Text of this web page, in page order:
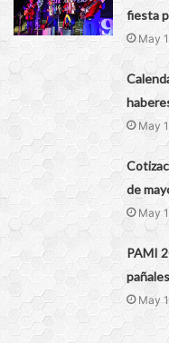
fiesta
May
May
de
May
PAMI
May